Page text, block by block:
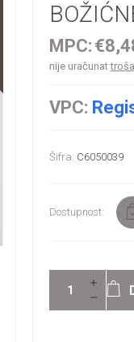
MPC:
nije uračunat
VPC:
Šifra: C6050039
Dostupnost: